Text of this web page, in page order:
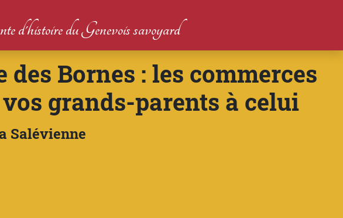
d'histoire du Genevois savoyard
des Bornes : les commerces
grands-parents à celui
Salévienne